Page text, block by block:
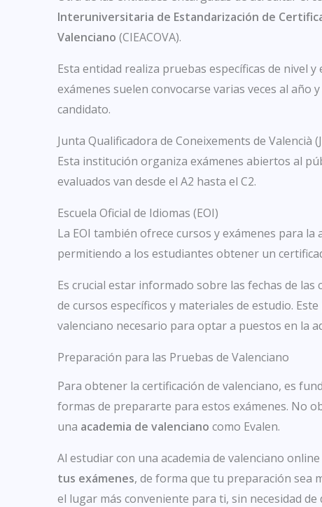
Interuniversitaria de Estandarización de
Valenciano (CIEACOVA).
Esta entidad realiza pruebas específicas de nivel
exámenes suelen convocarse varias veces al año
candidato.
Junta Qualificadora de Coneixements de Valencià
Esta institución organiza exámenes abiertos al
evaluados van desde el A2 hasta el C2.
Escuela Oficial de Idiomas (EOI)
La EOI también ofrece cursos y exámenes para
permitiendo a los estudiantes obtener un
Es crucial estar informado sobre las fechas de
de cursos específicos y materiales de estudio.
valenciano necesario para optar a puestos en la
Preparación para las Pruebas de Valenciano
Para obtener la certificación de valenciano, es
formas de prepararte para estos exámenes. No
una academia de valenciano como Evalen.
Al estudiar con una academia de valenciano
tus exámenes, de forma que tu preparación sea
el lugar más conveniente para ti, sin necesidad de